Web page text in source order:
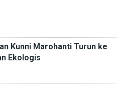
Kunni Marohanti Turun ke
Ekologis